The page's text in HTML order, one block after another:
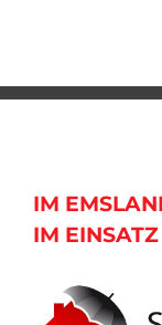
IM
IM EINSATZ